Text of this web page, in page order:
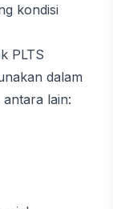
kondisi
PLTS
dalam
lain: